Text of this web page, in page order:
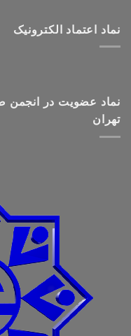
نماد اعتماد الکترونیک
نماد عضویت در انجمن
تهران